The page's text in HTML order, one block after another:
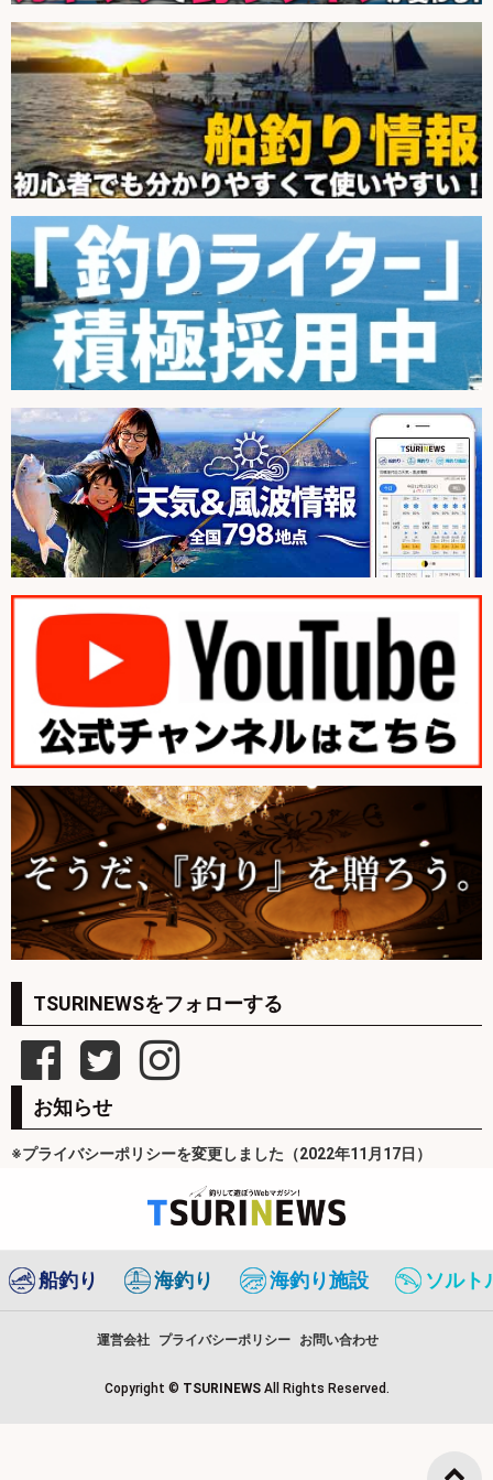
TSURINEWSをフォローする
お知らせ
※プライバシーポリシーを変更しました（2022年11月17日）
船釣り 海釣り 海釣り施設 ソルト
運営会社 プライバシーポリシー お問い合わせ
Copyright © TSURINEWS All Rights Reserved.